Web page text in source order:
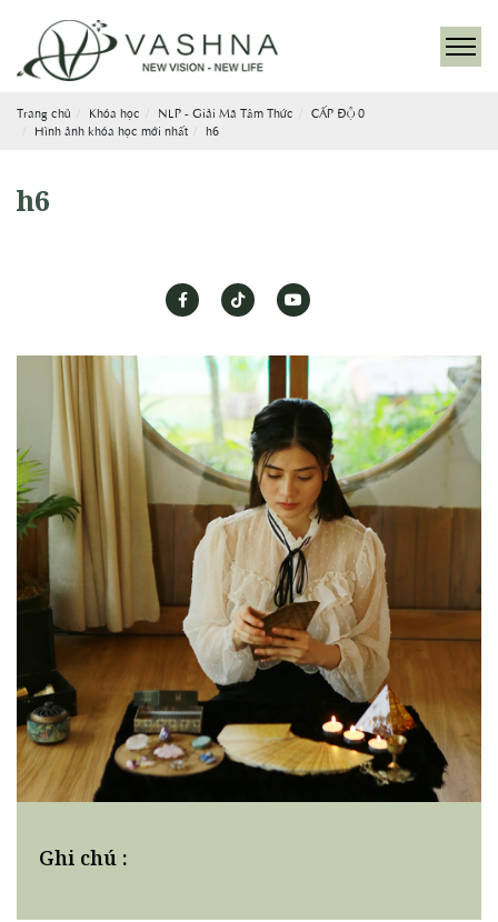
Trang chủ Khóa học NLP - Giải Mã Tâm Thức
CẤP ĐỘ 0
Hình ảnh khóa học mới nhất
h6
h6
Ghi chú :